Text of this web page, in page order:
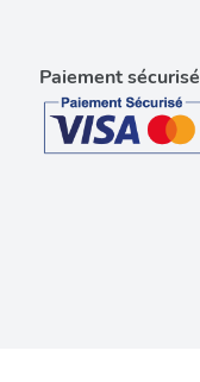
Paiement sécurisé